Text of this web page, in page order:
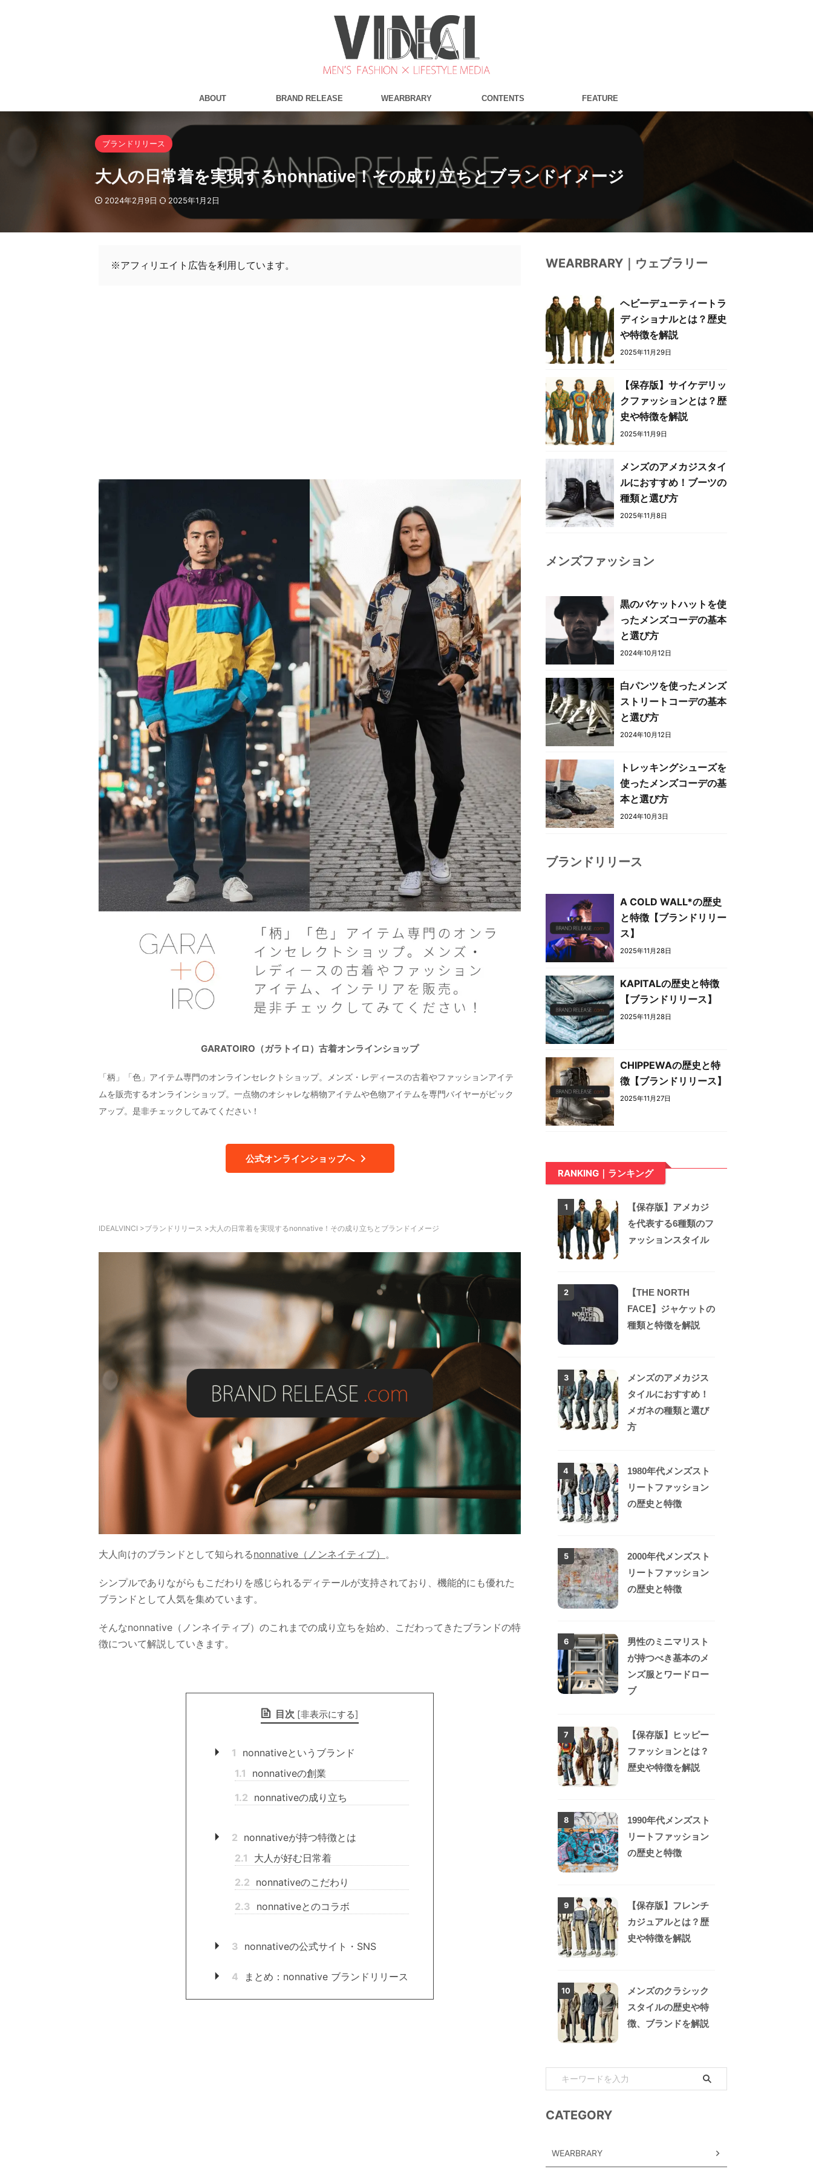
ABOUT BRAND RELEASE WEARBRARY CONTENTS FEATURE
ブランドリリース
大人の日常着を実現するnonnative！その成り立ちとブランドイメージ
2024年2月9日 2025年1月2日
※アフィリエイト広告を利用しています。
GARATOIRO（ガラトイロ）古着オンラインショップ
「柄」「色」アイテム専門のオンラインセレクトショップ。メンズ・レディースの古着やファッションアイテ
ムを販売するオンラインショップ。一点物のオシャレな柄物アイテムや色物アイテムを専門バイヤーがピック
アップ。是非チェックしてみてください！
公式オンラインショップへ
IDEALVINCI >ブランドリリース >大人の日常着を実現するnonnative！その成り立ちとブランドイメージ
大人向けのブランドとして知られるnonnative（ノンネイティブ） 。
シンプルでありながらもこだわりを感じられるディテールが支持されており、機能的にも優れた
ブランドとして人気を集めています。
そんなnonnative（ノンネイティブ）のこれまでの成り立ちを始め、こだわってきたブランドの特
徴について解説していきます。
目次 [非表示にする]
1
nonnativeというブランド
1.1
nonnativeの創業
1.2 nonnativeの成り立ち
2 nonnativeが持つ特徴とは
2.1
大人が好む日常着
2.2 nonnativeのこだわり
2.3 nonnativeとのコラボ
3 nonnativeの公式サイト・SNS
4 まとめ：nonnative ブランドリリース
WEARBRARY｜ウェブラリー
ヘビーデューティートラ
ディショナルとは？歴史
や特徴を解説
2025年11月29日
【保存版】サイケデリッ
クファッションとは？歴
史や特徴を解説
2025年11月9日
メンズのアメカジスタイ
ルにおすすめ！ブーツの
種類と選び方
2025年11月8日
メンズファッション
黒のバケットハットを使
ったメンズコーデの基本
と選び方
2024年10月12日
白パンツを使ったメンズ
ストリートコーデの基本
と選び方
2024年10月12日
トレッキングシューズを
使ったメンズコーデの基
本と選び方
2024年10月3日
ブランドリリース
A COLD WALL*の歴史
と特徴【ブランドリリー
ス】
2025年11月28日
KAPITALの歴史と特徴
【ブランドリリース】
2025年11月28日
CHIPPEWAの歴史と特
徴【ブランドリリース】
2025年11月27日
RANKING｜ランキング
1
【保存版】アメカジ
を代表する6種類のフ
ァッションスタイル
2
【THE NORTH
FACE】ジャケットの
種類と特徴を解説
3
メンズのアメカジス
タイルにおすすめ！
メガネの種類と選び
方
4
1980年代メンズスト
リートファッション
の歴史と特徴
5
2000年代メンズスト
リートファッション
の歴史と特徴
6
男性のミニマリスト
が持つべき基本のメ
ンズ服とワードロー
ブ
7
【保存版】ヒッピー
ファッションとは？
歴史や特徴を解説
8
1990年代メンズスト
リートファッション
の歴史と特徴
9
【保存版】フレンチ
カジュアルとは？歴
史や特徴を解説
10
メンズのクラシック
スタイルの歴史や特
徴、ブランドを解説
CATEGORY
WEARBRARY